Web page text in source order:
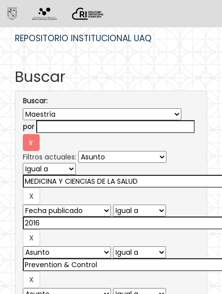
REPOSITORIO INSTITUCIONAL UAQ
Buscar
Buscar:
por
Filtros actuales: